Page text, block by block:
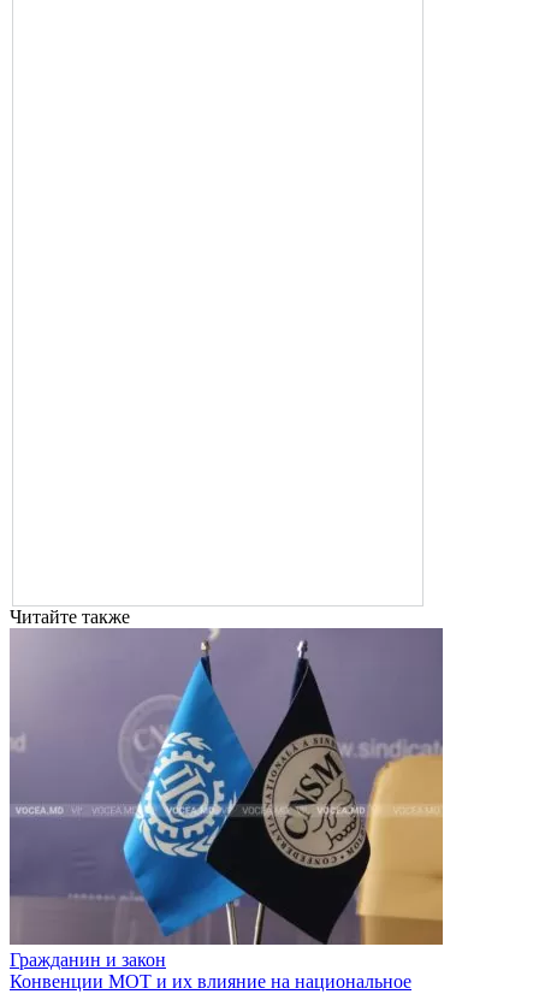
Читайте также
Гражданин и закон
Конвенции МОТ и их влияние на национальное